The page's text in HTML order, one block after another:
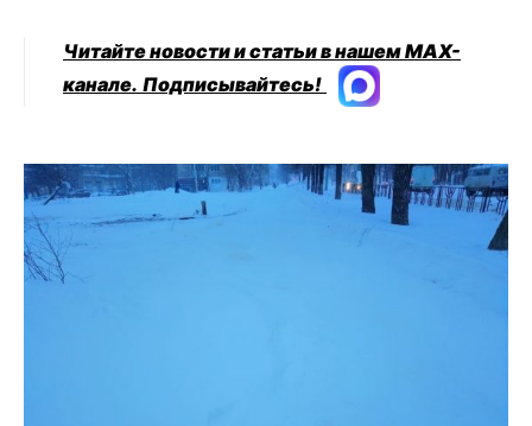
Читайте новости и статьи в нашем MAX-
канале. Подписывайтесь!